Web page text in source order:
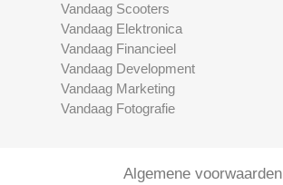
Vandaag Scooters
Vandaag Elektronica
Vandaag Financieel
Vandaag Development
Vandaag Marketing
Vandaag Fotografie
Algemene voorwaarden